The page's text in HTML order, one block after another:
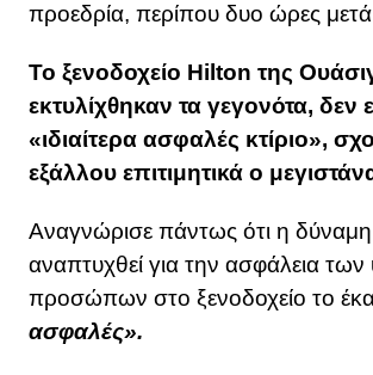
προεδρία, περίπου δυο ώρες
Το ξενοδοχείο Hilton της
εκτυλίχθηκαν τα γεγονότα, δεν
«ιδιαίτερα ασφαλές κτίριο»,
εξάλλου επιτιμητικά ο
Αναγνώρισε πάντως ότι η δύναμη
αναπτυχθεί για την ασφάλεια
προσώπων στο ξενοδοχείο το
ασφαλές».